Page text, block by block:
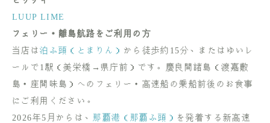
LUUP LIME
フェリー・離島航路をご利用の方
当店は泊ふ頭（とまりん） から徒歩約15分、またはゆいレ
ールで1駅（美栄橋→県庁前）です。慶良間諸島（渡嘉敷
島・座間味島）へのフェリー・高速船の乗船前後のお食事
にご利用ください。
2026年5月からは、 那覇港（那覇ふ頭） を発着する新高速